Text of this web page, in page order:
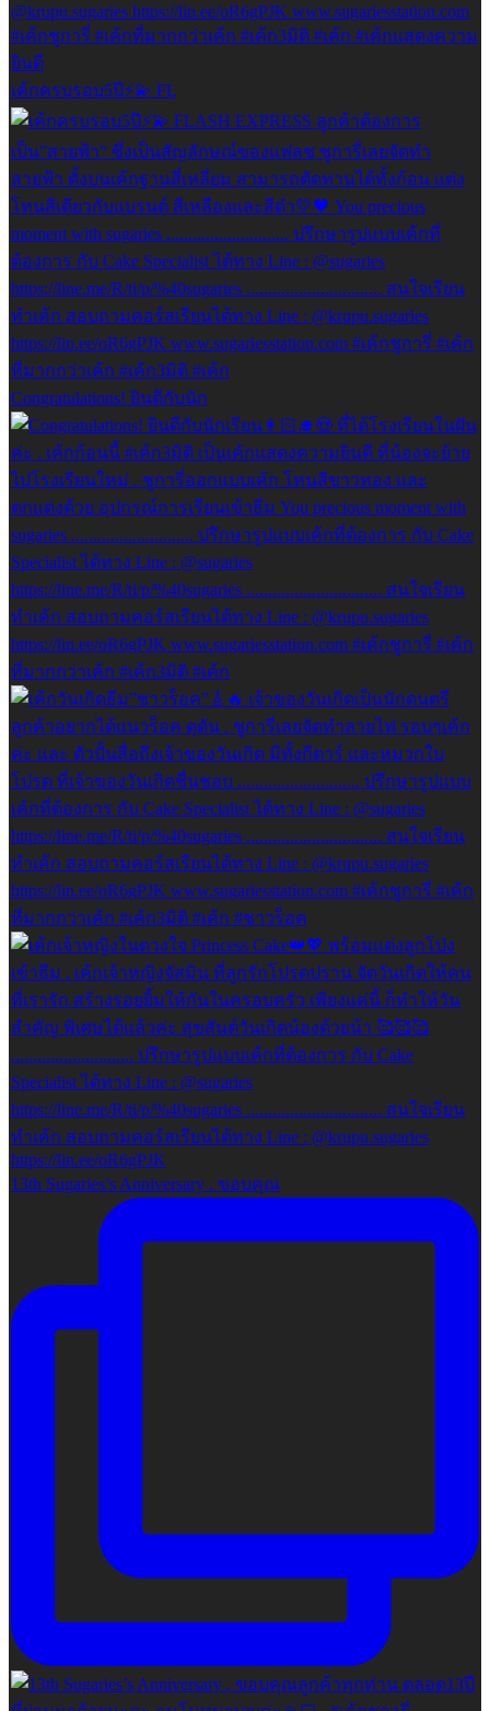
เค้กครบรอบ5ปี⚡️💫 FL
Congratulations! ยินดีกับนัก
13th Sugaries’s Anniversary . ขอบคุณ